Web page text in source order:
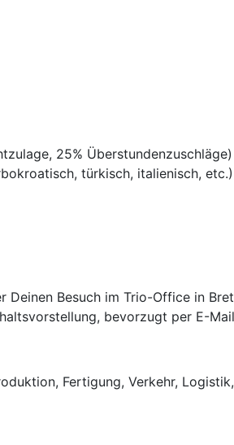
25% Überstundenzuschläge)
türkisch, italienisch,
Besuch im Trio-Office in
bevorzugt per E-
Fertigung, Verkehr,